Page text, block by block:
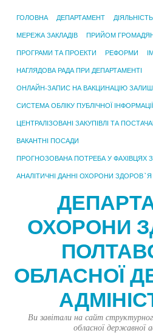
ГОЛОВНА ДЕПАРТАМЕНТ ДІЯЛЬНІСТЬ
МЕРЕЖА ЗАКЛАДІВ ПРИЙОМ
ПРОГРАМИ ТА ПРОЕКТИ РЕФОРМИ
НАГЛЯДОВА РАДА ПРИ ДЕПАРТАМЕНТІ
ОНЛАЙН-ЗАПИС НА ВАКЦИНАЦІЮ
СИСТЕМА ОБЛІКУ ПУБЛІЧНОЇ
ЦЕНТРАЛІЗОВАНІ ЗАКУПІВЛІ ТА
ВАКАНТНІ ПОСАДИ
ПРОГНОЗОВАНА ПОТРЕБА У ФАХІВЦЯХ
АНАЛІТИЧНІ ДАННІ ОХОРОНИ ЗДОРОВ`Я
ОХОРОНИ
ОБЛАСНОЇ
Ви завітали на сайт
обласної державної